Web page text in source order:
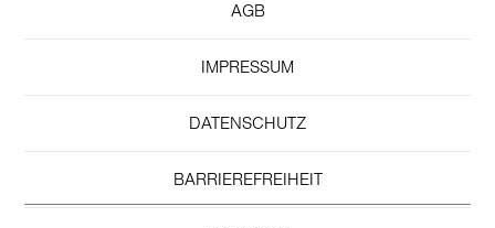
AGB
IMPRESSUM
DATENSCHUTZ
BARRIEREFREIHEIT